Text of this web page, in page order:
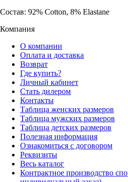
Состав: 92% Cotton, 8% Elastane
Компания
О компании
Оплата и доставка
Возврат
Где купить?
Личный кабинет
Стать дилером
Контакты
Таблица женских размеров
Таблица мужских размеров
Таблица детских размеров
Полезная информация
Ознакомиться с договором
Реквизиты
Весь каталог
Контрактное производство